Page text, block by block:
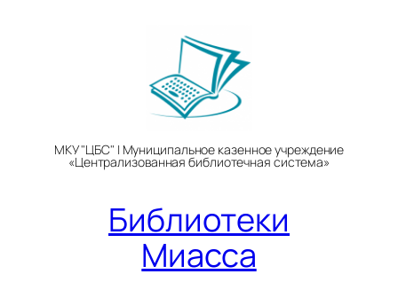
МКУ "ЦБС" | Муниципальное казенное учреждение
«Централизованная библиотечная система»
Библиотеки
Миасса